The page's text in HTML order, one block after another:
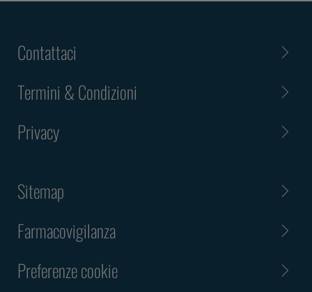
Contattaci
Termini & Condizioni
Privacy
Sitemap
Farmacovigilanza
Preferenze cookie